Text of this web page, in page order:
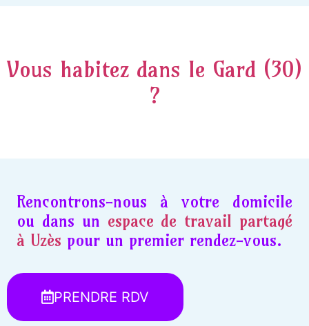
Vous habitez dans le Gard (30)
?
Rencontrons-nous à votre domicile
ou dans un espace de travail partagé
à Uzès pour un premier rendez-vous.
PRENDRE RDV